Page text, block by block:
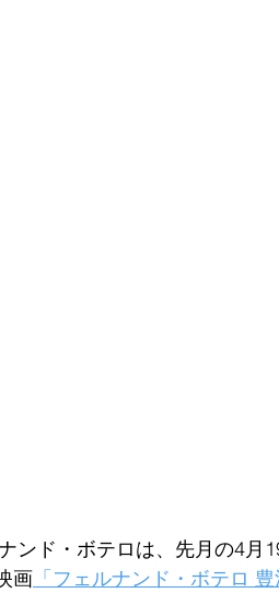
ンド・ボテロは、先月の4月
画 「フェルナンド・ボテロ 豊